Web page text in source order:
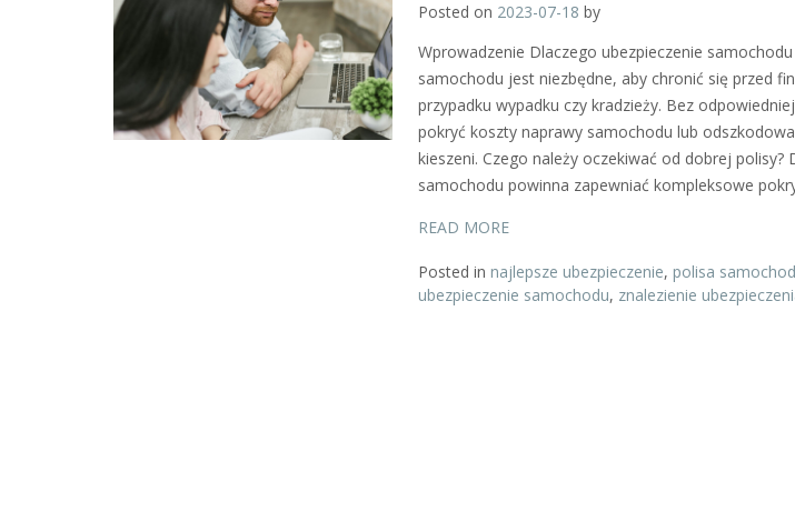
Posted on 2023-07-18 by
Wprowadzenie Dlaczego ubezpieczenie
samochodu jest niezbędne, aby chronić się przed
przypadku wypadku czy kradzieży. Bez
pokryć koszty naprawy samochodu lub
kieszeni. Czego należy oczekiwać od dobrej polisy?
samochodu powinna zapewniać kompleksowe
READ MORE
Posted in najlepsze ubezpieczenie, polisa
ubezpieczenie samochodu, znalezienie